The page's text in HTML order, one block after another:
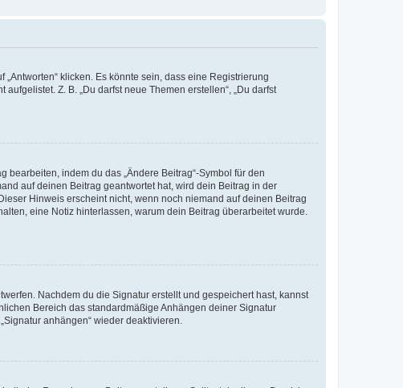
klicken. Es könnte sein, dass eine Registrierung
Z. B. „Du darfst neue Themen erstellen“, „Du darfst
indem du das „Ändere Beitrag“-Symbol für den
auf deinen Beitrag geantwortet hat, wird dein Beitrag in der
Hinweis erscheint nicht, wenn noch niemand auf deinen Beitrag
eine Notiz hinterlassen, warum dein Beitrag überarbeitet wurde.
Nachdem du die Signatur erstellt und gespeichert hast, kannst
Bereich das standardmäßige Anhängen deiner Signatur
anhängen“ wieder deaktivieren.